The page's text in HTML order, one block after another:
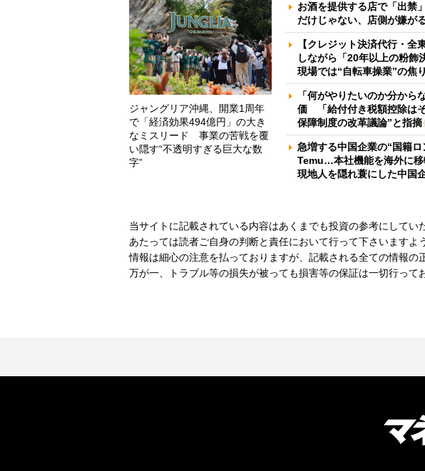
ジャングリア沖縄、開業1周年
で「経済効果494億円」の大き
なミスリード 事業の苦戦を覆
い隠す“不透明すぎる巨大な数
字”
お酒を提供する店で「出禁
だけじゃない、店側が嫌が
【クレジット決済代行・
しながら「20年以上の粉
現場では“自転車操業”の焦
「何がやりたいのか分か
価 「給付付き税額控除は
保障制度の改革議論”と指摘
急増する中国企業の“国籍
Temu…本社機能を海外に
現地人を隠れ蓑にした中国
当サイトに記載されている内容はあくまでも投資の参考にしてい
あたっては読者ご自身の判断と責任において行って下さいますよ
情報は細心の注意を払っておりますが、記載される全ての情報の
万が一、トラブル等の損失が被っても損害等の保証は一切行って